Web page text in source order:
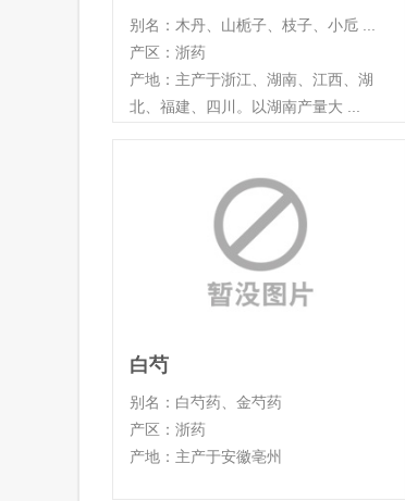
别名：木丹、山栀子、枝子、小卮 ...
产区：浙药
产地：主产于浙江、湖南、江西、湖
北、福建、四川。以湖南产量大 ...
白芍
别名：白芍药、金芍药
产区：浙药
产地：主产于安徽亳州